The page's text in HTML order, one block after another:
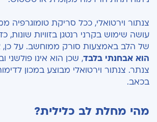
עושה שימוש בקרני רנטגן בזוויות שונות,
של הלב באמצעות סורק ממוחשב. על כן,
הוא אבחנתי בלבד, שכן הוא אינו פולשני
צנתר. צנתור וירטואלי מבוצע במכון
בכאב.
מהי מחלת לב כלילית?